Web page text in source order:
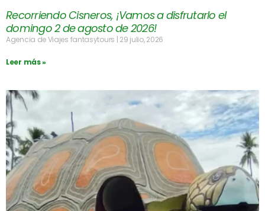
Recorriendo Cisneros, ¡Vamos a disfrutarlo el
domingo 2 de agosto de 2026!
Agencia de Viajes fantasytours 29 julio, 2026
Leer más »